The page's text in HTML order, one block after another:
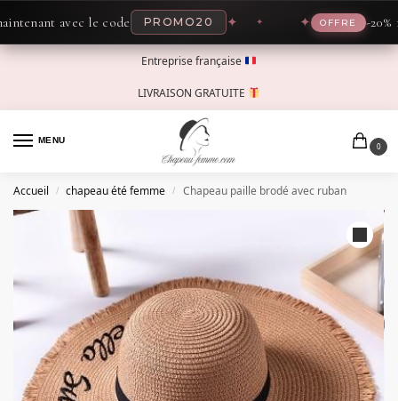
avec le code PROMO20 ✦ OFFRE -20%
Entreprise française
LIVRAISON GRATUITE
MENU
0
Accueil / chapeau été femme / Chapeau paille brodé avec ruban